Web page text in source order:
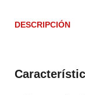
DESCRIPCIÓN